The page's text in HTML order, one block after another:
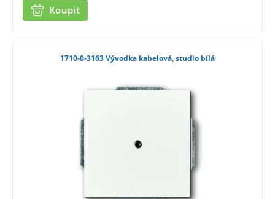
Koupit
1710-0-3163 Vývodka kabelová, studio bílá